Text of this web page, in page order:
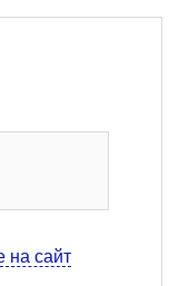
на сайт